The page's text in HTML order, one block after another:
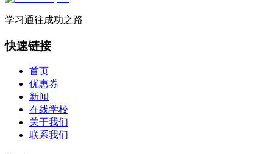
学习通往成功之路
快速链接
首页
优惠券
新闻
在线学校
关于我们
联系我们